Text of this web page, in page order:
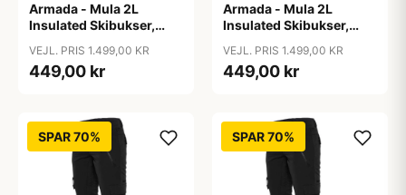
Armada - Mula 2L
Insulated Skibukser,
VEJL. PRIS 1.499,00 KR
449,00 kr
Armada - Mula 2L
Insulated Skibukser,
VEJL. PRIS 1.499,00 KR
449,00 kr
SPAR 70% SPAR 70%